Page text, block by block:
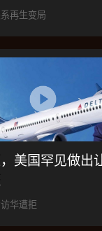
再生变局
美国罕见做出
华遭拒